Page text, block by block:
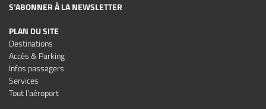
S'ABONNER À LA NEWSLETTER
PLAN DU SITE
Destinations
Accès & Parking
Infos passagers
Services
Tout l'aéroport